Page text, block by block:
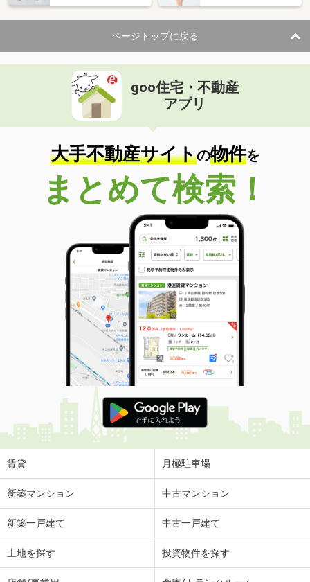
ページトップに戻る
goo住宅・不動産
アプリ
大手不動産サイトの物件を
まとめて検索！
賃貸 月極駐車場
新築マンション 中古マンション
新築一戸建て 中古一戸建て
土地を探す 投資物件を探す